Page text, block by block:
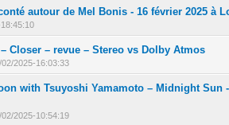
autour de Mel Bonis - 16 février 2025 à
Closer – revue – Stereo vs Dolby Atmos
02/2025-16:03:33
with Tsuyoshi Yamamoto – Midnight Sun
02/2025-10:54:19